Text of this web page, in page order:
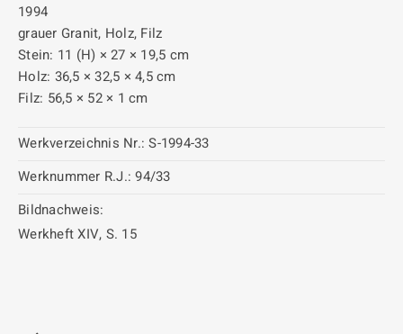
1994
grauer Granit, Holz, Filz
Stein: 11 (H) × 27 × 19,5 cm
Holz: 36,5 × 32,5 × 4,5 cm
Filz: 56,5 × 52 × 1 cm
Werkverzeichnis Nr.: S-1994-33
Werknummer R.J.: 94/33
Bildnachweis:
Werkheft XIV, S. 15